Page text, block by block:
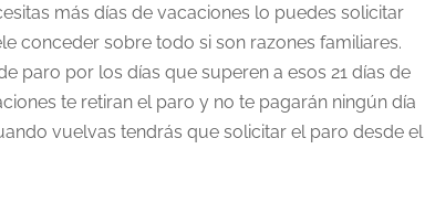
más días de vacaciones lo puedes solicitar
conceder sobre todo si son razones familiares.
paro por los días que superen a esos 21 días de
te retiran el paro y no te pagarán ningún día
vuelvas tendrás que solicitar el paro desde el